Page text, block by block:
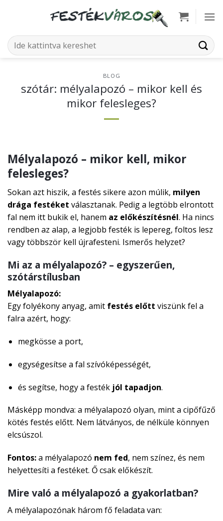
Keresés
a
BLOG
szótár: mélyalapozó – mikor kell és
mikor felesleges?
Mélyalapozó – mikor kell, mikor
felesleges?
Sokan azt hiszik, a festés sikere azon múlik, milyen
drága festéket választanak. Pedig a legtöbb elrontott
fal nem itt bukik el, hanem az előkészítésnél. Ha nincs
rendben az alap, a legjobb festék is lepereg, foltos lesz
vagy többször kell újrafesteni. Ismerős helyzet?
Mi az a mélyalapozó? – egyszerűen,
szótárstílusban
Mélyalapozó:
Egy folyékony anyag, amit festés előtt viszünk fel a
falra azért, hogy:
megkösse a port,
egységesítse a fal szívóképességét,
és segítse, hogy a festék jól tapadjon.
Másképp mondva: a mélyalapozó olyan, mint a cipőfűző
kötés festés előtt. Nem látványos, de nélküle könnyen
elcsúszol.
Fontos:a mélyalapozó nem fed, nem színez, és nem
helyettesíti a festéket. Ő csak előkészít.
Mire való a mélyalapozó a gyakorlatban?
A mélyalapozónak három fő feladata van: